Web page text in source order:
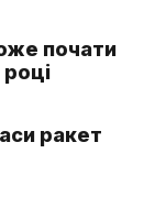
почати
ракет